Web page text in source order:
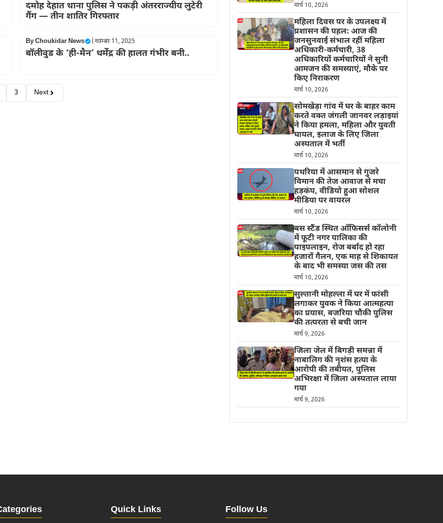
दमोह देहात थाना पुलिस ने पकड़ी अंतरराज्यीय लुटेरी
गैंग — तीन शातिर गिरफ्तार
ByChoukidar News | नवम्बर 11, 2025
बॉलीवुड के ‘ही-मैन’ धर्मेंद्र की हालत गंभीर बनी..
3 Next
मार्च 10, 2026
महिला दिवस पर के उपलक्ष्य में
प्रशासन की पहल: आज की
जनसुनवाई संभाल रहीं महिला
अधिकारी-कर्मचारी, 38
अधिकारियों कर्मचारियों ने सुनी
आमजन की समस्याएं, मौके पर
किए निराकरण
मार्च 10, 2026
सोमखेड़ा गांव में घर के बाहर काम
करते वक्त जंगली जानवर लड़ाइयां
ने किया हमला, महिला और युवती
घायल, इलाज के लिए जिला
अस्पताल में भर्ती
मार्च 10, 2026
पथरिया में आसमान से गुजरे
विमान की तेज आवाज से मचा
हड़कंप, वीडियो हुआ सोशल
मीडिया पर वायरल
मार्च 10, 2026
बस स्टैंड स्थित ऑफिसर्स कॉलोनी
में फूटी नगर पालिका की
पाइपलाइन, रोज बर्बाद हो रहा
हजारों गैलन, एक माह से शिकायत
के बाद भी समस्या जस की तस
मार्च 10, 2026
सुल्तानी मोहल्ला में घर में फांसी
लगाकर युवक ने किया आत्महत्या
का प्रयास, बजरिया चौकी पुलिस
की तत्परता से बची जान
मार्च 9, 2026
जिला जेल में बिगड़ी समन्ना में
नाबालिग की नृशंस हत्या के
आरोपी की तबीयत, पुलिस
अभिरक्षा में जिला अस्पताल लाया
गया
मार्च 9, 2026
Quick Links Follow Us